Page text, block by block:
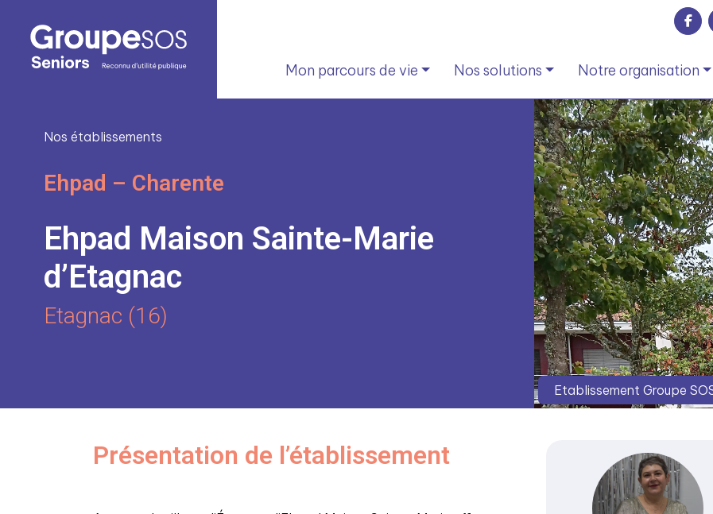
Mon parcours de vie Nos solutions Notre organisation
Nos établissements
Ehpad – Charente
Ehpad Maison Sainte-Marie
d’Etagnac
Etagnac (16)
Etablissement Groupe
Présentation de l’établissement